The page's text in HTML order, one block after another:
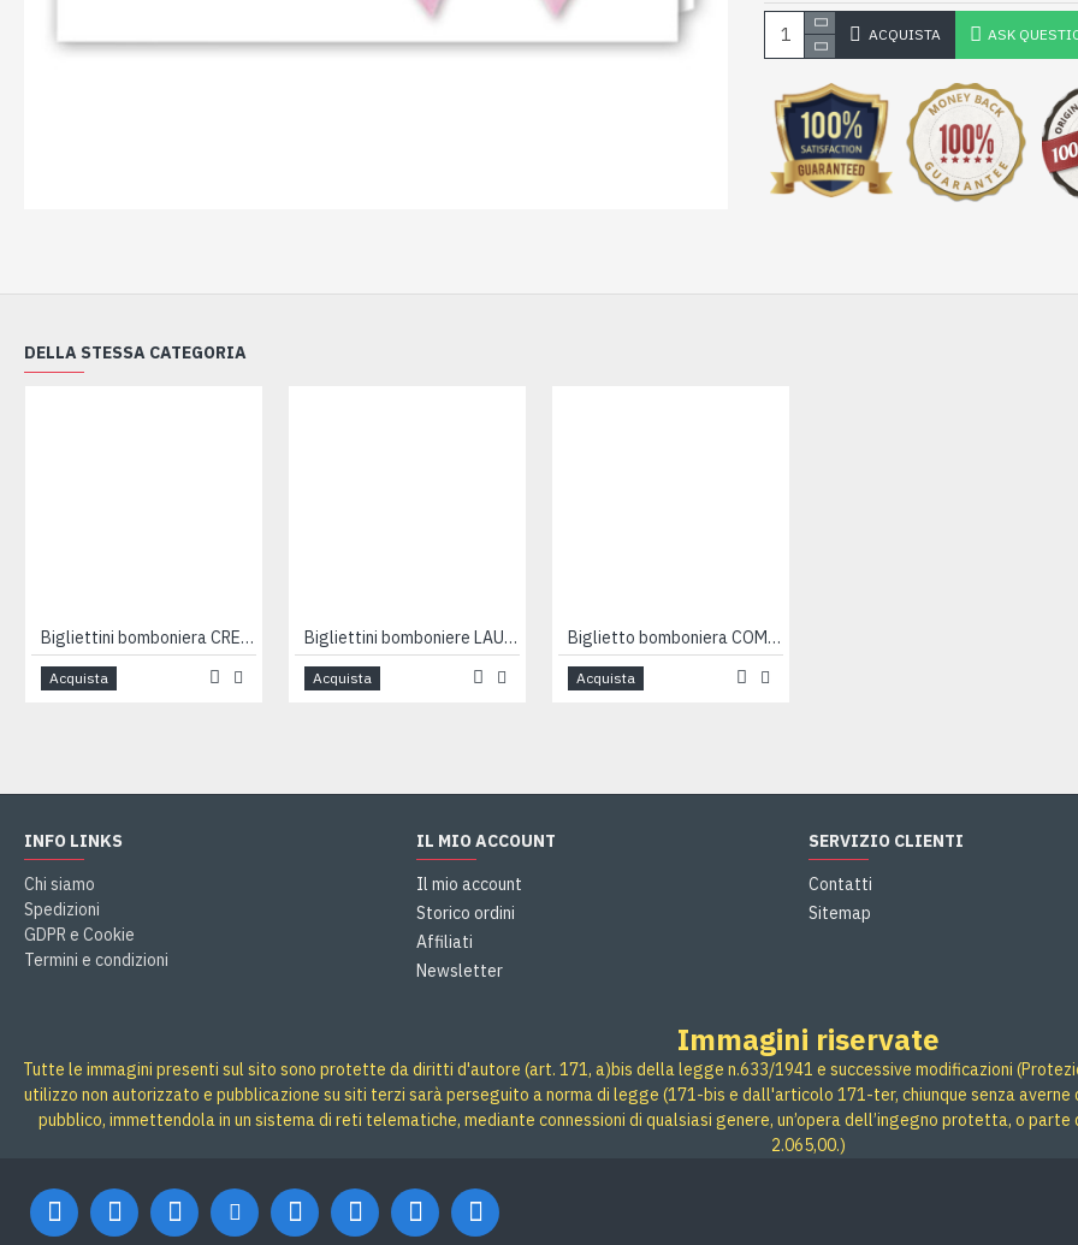
ACQUISTA ASK
DELLA STESSA CATEGORIA
Bigliettini bomboniera CRESIMA 100pz
Acquista
Bigliettini bomboniere LAUREA 100pz
Acquista
Biglietto bomboniera COMUNIONE 200pz
Acquista
INFO LINKS
Chi siamo
Spedizioni
GDPR e Cookie
Termini e condizioni
IL MIO ACCOUNT
Il mio account
Storico ordini
Affiliati
Newsletter
SERVIZIO CLIENTI
Contatti
Sitemap
Immagini riservate
Tutte le immagini presenti sul sito sono protette da diritti d'autore (art. 171, a)bis della legge n.633/1941 e successive modificazioni
utilizzo non autorizzato e pubblicazione su siti terzi sarà perseguito a norma di legge (171-bis e dall'articolo 171-ter, chiunque senza
pubblico, immettendola in un sistema di reti telematiche, mediante connessioni di qualsiasi genere, un’opera dell’ingegno protetta, o
2.065,00.)